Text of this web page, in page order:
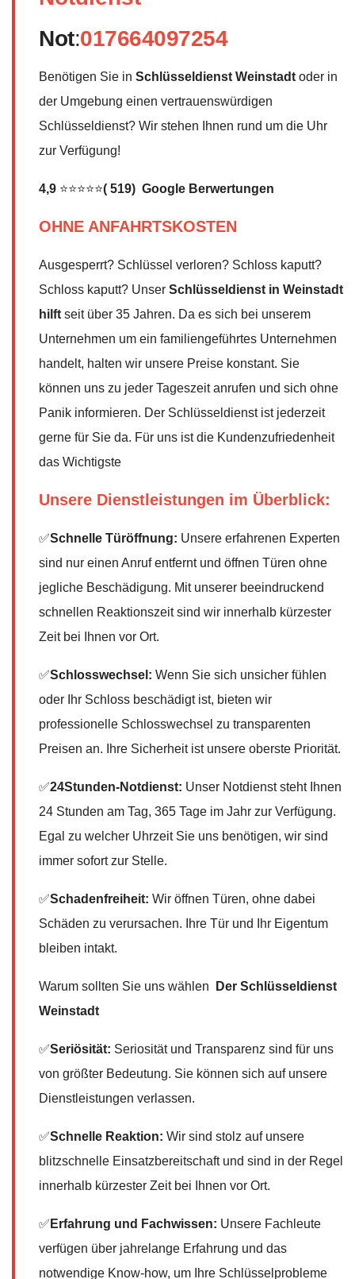
Not:017664097254
Benötigen Sie in Schlüsseldienst Weinstadt oder in
der Umgebung einen vertrauenswürdigen
Schlüsseldienst? Wir stehen Ihnen rund um die Uhr
zur Verfügung!
4,9 ⭐⭐⭐⭐⭐( 519) Google Berwertungen
OHNE ANFAHRTSKOSTEN
Ausgesperrt? Schlüssel verloren? Schloss kaputt?
Schloss kaputt? Unser Schlüsseldienst in Weinstadt
hilft seit über 35 Jahren. Da es sich bei unserem
Unternehmen um ein familiengeführtes Unternehmen
handelt, halten wir unsere Preise konstant. Sie
können uns zu jeder Tageszeit anrufen und sich ohne
Panik informieren. Der Schlüsseldienst ist jederzeit
gerne für Sie da. Für uns ist die Kundenzufriedenheit
das Wichtigste
Unsere Dienstleistungen im Überblick:
✅Schnelle Türöffnung: Unsere erfahrenen Experten
sind nur einen Anruf entfernt und öffnen Türen ohne
jegliche Beschädigung. Mit unserer beeindruckend
schnellen Reaktionszeit sind wir innerhalb kürzester
Zeit bei Ihnen vor Ort.
✅Schlosswechsel: Wenn Sie sich unsicher fühlen
oder Ihr Schloss beschädigt ist, bieten wir
professionelle Schlosswechsel zu transparenten
Preisen an. Ihre Sicherheit ist unsere oberste Priorität.
✅24Stunden-Notdienst: Unser Notdienst steht Ihnen
24 Stunden am Tag, 365 Tage im Jahr zur Verfügung.
Egal zu welcher Uhrzeit Sie uns benötigen, wir sind
immer sofort zur Stelle.
✅Schadenfreiheit: Wir öffnen Türen, ohne dabei
Schäden zu verursachen. Ihre Tür und Ihr Eigentum
bleiben intakt.
Warum sollten Sie uns wählen
Der Schlüsseldienst
Weinstadt
✅Seriösität: Seriosität und Transparenz sind für uns
von größter Bedeutung. Sie können sich auf unsere
Dienstleistungen verlassen.
✅Schnelle Reaktion: Wir sind stolz auf unsere
blitzschnelle Einsatzbereitschaft und sind in der Regel
innerhalb kürzester Zeit bei Ihnen vor Ort.
✅ Erfahrung und Fachwissen: Unsere Fachleute
verfügen über jahrelange Erfahrung und das
notwendige Know-how, um Ihre Schlüsselprobleme